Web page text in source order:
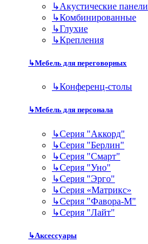
↳Акустические панели
↳Комбинированные
↳Глухие
↳Крепления
↳Мебель для переговорных
↳Конференц-столы
↳Мебель для персонала
↳Серия "Аккорд"
↳Серия "Берлин"
↳Серия "Смарт"
↳Серия "Уно"
↳Серия "Эрго"
↳Серия «Матрикс»
↳Серия "Фавора-М"
↳Серия "Лайт"
↳Аксессуары